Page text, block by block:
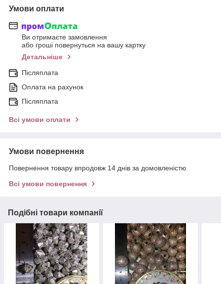
Умови оплати
Ви отримаєте замовлення
або гроші повернуться на вашу картку
Детальніше
Післяплата
Оплата на рахунок
Післяплата
Всі умови оплати
Умови повернення
Повернення товару впродовж 14 днів за домовленістю
Всі умови повернення
Подібні товари компанії